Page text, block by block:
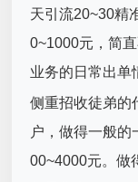
天引流20~30精
0~1000元，简
业务的日常出单
侧重招收徒弟的
户，做得一般
00~4000元。做